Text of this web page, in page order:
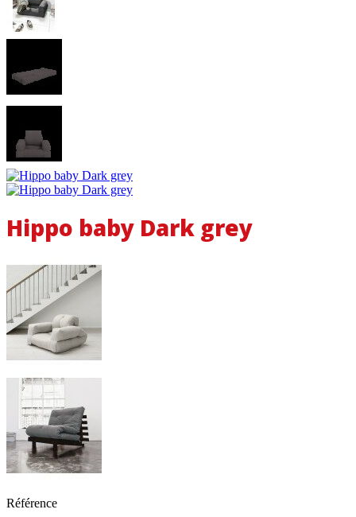
Hippo baby Dark grey
Référence